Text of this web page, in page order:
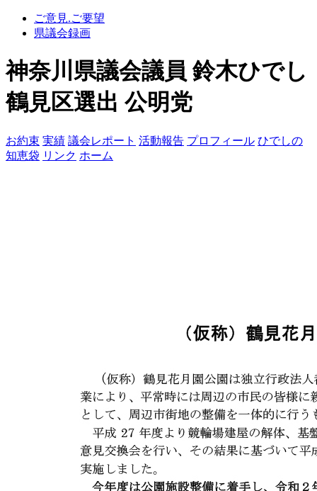
ご意見.ご要望
県議会録画
神奈川県議会議員 鈴木ひでし
鶴見区選出 公明党
お約束 実績 議会レポート 活動報告 プロフィール ひでしの
知恵袋 リンク ホーム